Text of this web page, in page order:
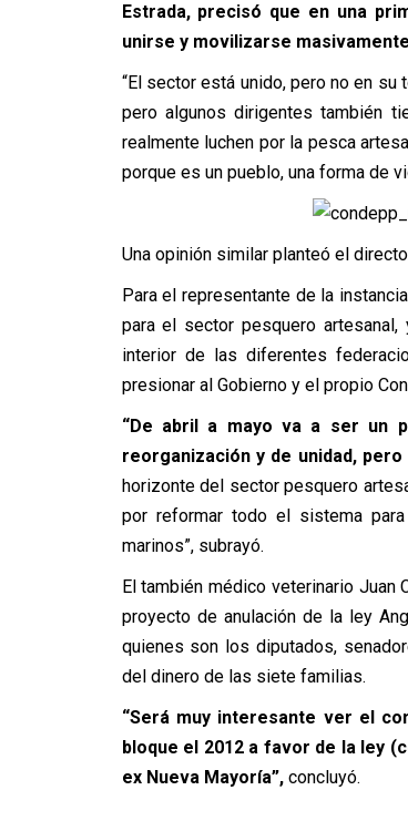
Estrada, precisó que en una
unirse y movilizarse
“El sector está unido, pero no en
pero algunos dirigentes también
realmente luchen por la pesca
porque es un pueblo, una forma de
Una opinión similar planteó el
Para el representante de la
para el sector pesquero
interior de las diferentes
presionar al Gobierno y el propio
“De abril a mayo va a ser un
reorganización y de unidad,
horizonte del sector pesquero
por reformar todo el sistema
marinos”, subrayó.
El también médico veterinario Juan
proyecto de anulación de la ley
quienes son los diputados,
del dinero de las siete familias.
“Será muy interesante ver el
bloque el 2012 a favor de la ley
ex Nueva Mayoría”,concluyó.